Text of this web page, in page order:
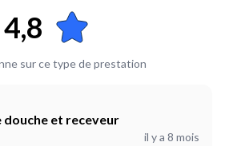
votre projet ?
4,8
sur ce type de prestation
douche et receveur
il y a 8 mois